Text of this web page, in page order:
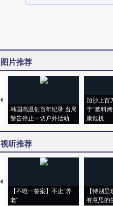
图片推荐
韩国高温创百年纪录 当局
警告停止一切户外活动
加沙上百
于“塑料
康危机
视听推荐
【不唯一答案】不止“养
老”
【特别
有意思的